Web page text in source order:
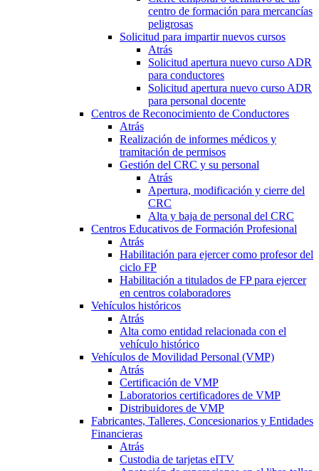
centro de formación para mercancías
peligrosas
Solicitud para impartir nuevos cursos
Atrás
Solicitud apertura nuevo curso ADR
para conductores
Solicitud apertura nuevo curso ADR
para personal docente
Centros de Reconocimiento de Conductores
Atrás
Realización de informes médicos y
tramitación de permisos
Gestión del CRC y su personal
Atrás
Apertura, modificación y cierre del
CRC
Alta y baja de personal del CRC
Centros Educativos de Formación Profesional
Atrás
Habilitación para ejercer como profesor del
ciclo FP
Habilitación a titulados de FP para ejercer
en centros colaboradores
Vehículos históricos
Atrás
Alta como entidad relacionada con el
vehículo histórico
Vehículos de Movilidad Personal (VMP)
Atrás
Certificación de VMP
Laboratorios certificadores de VMP
Distribuidores de VMP
Fabricantes, Talleres, Concesionarios y Entidades
Financieras
Atrás
Custodia de tarjetas eITV